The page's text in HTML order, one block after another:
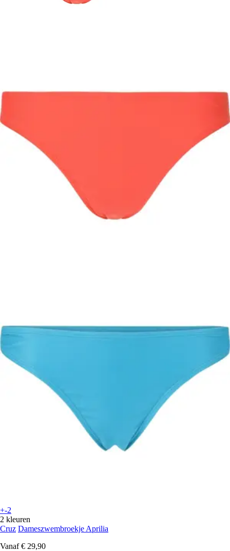
+-2
2 kleuren
Cruz Dameszwembroekje Aprilia
Vanaf € 29,90